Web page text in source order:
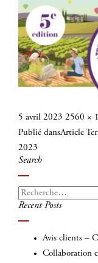
Publié
le
5 avril 2023 Taille
réelle
2560 ×
Navigation
l’article
Publié dansArticle
2023
Search
Recherche
pour
:
Recent Posts
Avis clients –
Collaboration